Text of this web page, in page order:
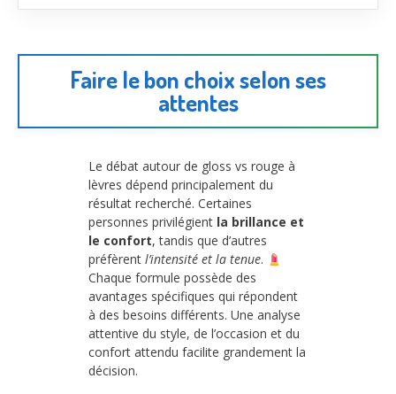
Faire le bon choix selon ses
attentes
Le débat autour de gloss vs rouge à
lèvres dépend principalement du
résultat recherché. Certaines
personnes privilégient la brillance et
le confort, tandis que d’autres
préfèrent l’intensité et la tenue.
Chaque formule possède des
avantages spécifiques qui répondent
à des besoins différents. Une analyse
attentive du style, de l’occasion et du
confort attendu facilite grandement la
décision.